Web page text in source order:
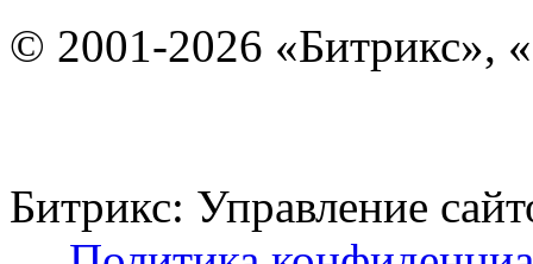
© 2001-2026 «Битрикс»,
Битрикс: Управление